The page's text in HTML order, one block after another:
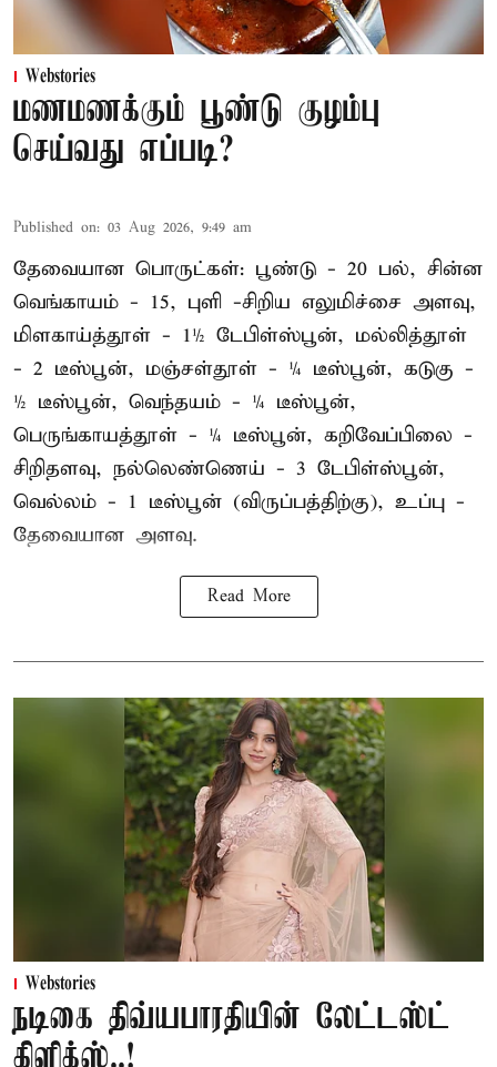
Webstories
மணமணக்கும் பூண்டு குழம்பு
செய்வது எப்படி?
Published on: 03 Aug 2026, 9:49 am
தேவையான பொருட்கள்: பூண்டு - 20 பல், சின்ன
வெங்காயம் - 15, புளி -சிறிய எலுமிச்சை அளவு,
மிளகாய்த்தூள் - 1½ டேபிள்ஸ்பூன், மல்லித்தூள்
- 2 டீஸ்பூன், மஞ்சள்தூள் - ¼ டீஸ்பூன், கடுகு -
½ டீஸ்பூன், வெந்தயம் - ¼ டீஸ்பூன்,
பெருங்காயத்தூள் - ¼ டீஸ்பூன், கறிவேப்பிலை -
சிறிதளவு, நல்லெண்ணெய் - 3 டேபிள்ஸ்பூன்,
வெல்லம் - 1 டீஸ்பூன் (விருப்பத்திற்கு), உப்பு -
தேவையான அளவு.
Read More
Webstories
நடிகை திவ்யபாரதியின் லேட்டஸ்ட்
கிளிக்ஸ்..!